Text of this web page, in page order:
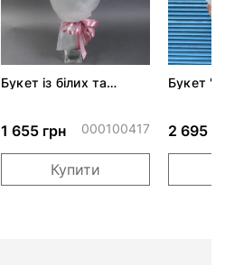
Букет із білих та
1 655 грн 000100417
Купити
Букет
2 695